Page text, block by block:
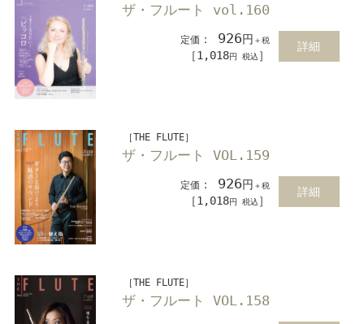
ザ・フルート vol.160
定価 ： 926円 ＋税
［1,018円 税込 ］
詳細
［THE FLUTE］
ザ・フルート VOL.159
定価 ： 926円 ＋税
［1,018円 税込 ］
詳細
［THE FLUTE］
ザ・フルート VOL.158